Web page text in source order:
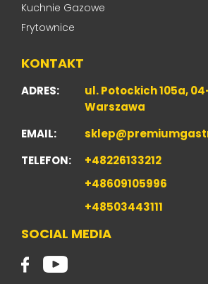
Kuchnie Gazowe
Frytownice
KONTAKT
ADRES:
ul. Potockich 105a,
Warszawa
EMAIL:
TELEFON:
+48226133212
+48609105996
+48503443111
SOCIAL MEDIA